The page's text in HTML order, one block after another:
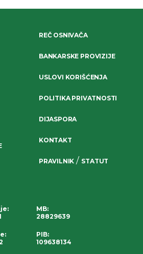
REČ OSNIVAČA
BANKARSKE PROVIZIJE
USLOVI KORIŠĆENJA
POLITIKA PRIVATNOSTI
DIJASPORA
KONTAKT
PRAVILNIK / STATUT
:
:
MB:
28829639
PIB:
109638134